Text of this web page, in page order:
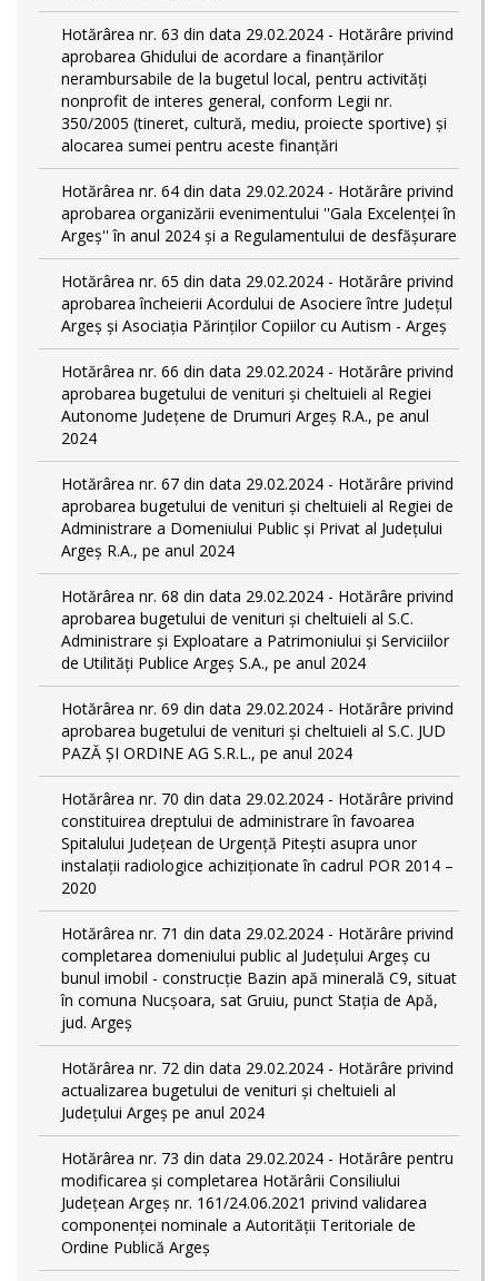
Hotărârea nr. 63 din data 29.02.2024 - Hotărâre privind
aprobarea Ghidului de acordare a finanţărilor
nerambursabile de la bugetul local, pentru activităţi
nonprofit de interes general, conform Legii nr.
350/2005 (tineret, cultură, mediu, proiecte sportive) și
alocarea sumei pentru aceste finanțări
Hotărârea nr. 64 din data 29.02.2024 - Hotărâre privind
aprobarea organizării evenimentului ''Gala Excelenței în
Argeș'' în anul 2024 și a Regulamentului de desfășurare
Hotărârea nr. 65 din data 29.02.2024 - Hotărâre privind
aprobarea încheierii Acordului de Asociere între Județul
Argeș și Asociația Părinților Copiilor cu Autism - Argeș
Hotărârea nr. 66 din data 29.02.2024 - Hotărâre privind
aprobarea bugetului de venituri și cheltuieli al Regiei
Autonome Județene de Drumuri Argeș R.A., pe anul
2024
Hotărârea nr. 67 din data 29.02.2024 - Hotărâre privind
aprobarea bugetului de venituri și cheltuieli al Regiei de
Administrare a Domeniului Public și Privat al Județului
Argeș R.A., pe anul 2024
Hotărârea nr. 68 din data 29.02.2024 - Hotărâre privind
aprobarea bugetului de venituri și cheltuieli al S.C.
Administrare și Exploatare a Patrimoniului și Serviciilor
de Utilități Publice Argeș S.A., pe anul 2024
Hotărârea nr. 69 din data 29.02.2024 - Hotărâre privind
aprobarea bugetului de venituri și cheltuieli al S.C. JUD
PAZĂ ȘI ORDINE AG S.R.L., pe anul 2024
Hotărârea nr. 70 din data 29.02.2024 - Hotărâre privind
constituirea dreptului de administrare în favoarea
Spitalului Județean de Urgență Pitești asupra unor
instalații radiologice achiziționate în cadrul POR 2014 –
2020
Hotărârea nr. 71 din data 29.02.2024 - Hotărâre privind
completarea domeniului public al Judeţului Argeş cu
bunul imobil - construcție Bazin apă minerală C9, situat
în comuna Nucșoara, sat Gruiu, punct Stația de Apă,
jud. Argeș
Hotărârea nr. 72 din data 29.02.2024 - Hotărâre privind
actualizarea bugetului de venituri și cheltuieli al
Județului Argeș pe anul 2024
Hotărârea nr. 73 din data 29.02.2024 - Hotărâre pentru
modificarea și completarea Hotărârii Consiliului
Județean Argeș nr. 161/24.06.2021 privind validarea
componenței nominale a Autorității Teritoriale de
Ordine Publică Argeș